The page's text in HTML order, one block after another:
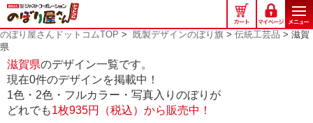
の
ぼ
り
屋
さ
ん
ド
ッ
のぼり屋さんドットコムTOP > 既製デザインのぼり旗 > 伝統工芸品 > 滋賀
県
滋賀県のデザイン一覧です。
現在0件のデザインを掲載中！
1色・2色・フルカラー・写真入りのぼりが
どれでも1枚935円（税込）から販売中！